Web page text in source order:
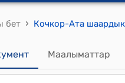
бет ›
Маалыматтар